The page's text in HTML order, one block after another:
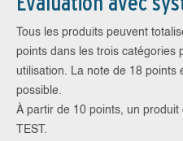
Tous les produits peuvent
points dans les trois catégories
utilisation. La note de 18 points
possible.
À partir de 10 points, un produit
TEST.